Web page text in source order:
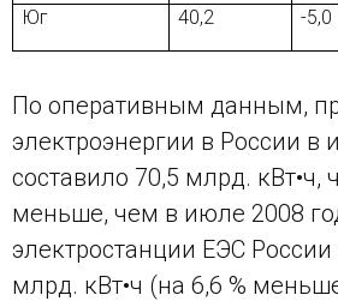
Юг 40,2 -5,0
По оперативным данным,
электроэнергии в России в
составило 70,5 млрд. кВт•ч,
меньше, чем в июле 2008
электростанции ЕЭС
млрд. кВт•ч (на 6,6 %